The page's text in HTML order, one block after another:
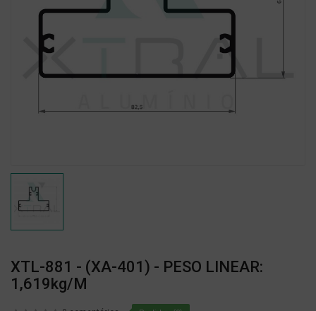
XTL-881 - (XA-401) - PESO LINEAR:
1,619kg/m